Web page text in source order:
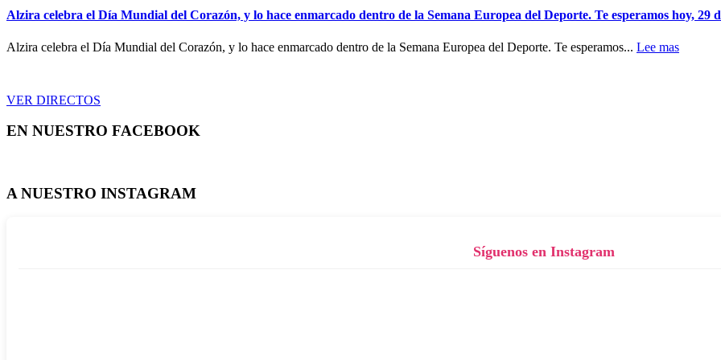
Alzira celebra el Día Mundial del Corazón, y lo hace enmarcado dentro de la Semana Europea del Deporte. Te esperamos hoy, 29
Alzira celebra el Día Mundial del Corazón, y lo hace enmarcado dentro de la Semana Europea del Deporte. Te esperamos... Lee mas
VER DIRECTOS
EN NUESTRO FACEBOOK
A NUESTRO INSTAGRAM
Síguenos en Instagram